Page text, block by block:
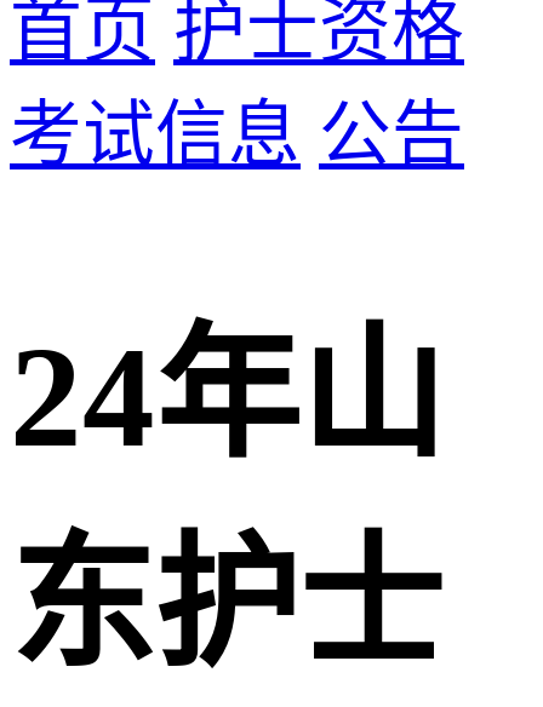
首页 护士资格
考试信息 公告
24年山
东护士